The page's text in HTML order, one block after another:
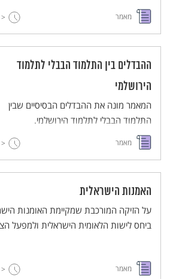
מאמר < 1
ההבדלים בין התלמוד הבבלי לתלמוד
הירושלמי
המאמר מונה את ההבדלים הבסיסיים שבין
התלמוד הבבלי לתלמוד הירושלמי.
מאמר < 1
האמנות הישראלית
על הזיקה המורכבת שמקיימת האומנות
ביחס לישות הלאומית הישראלית ולמפעל
מאמר < 1